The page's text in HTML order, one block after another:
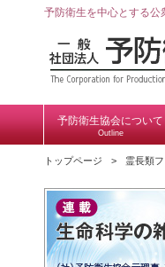
予防衛生を中心とする
予防衛生協会について
Outline
トップページ 霊長類